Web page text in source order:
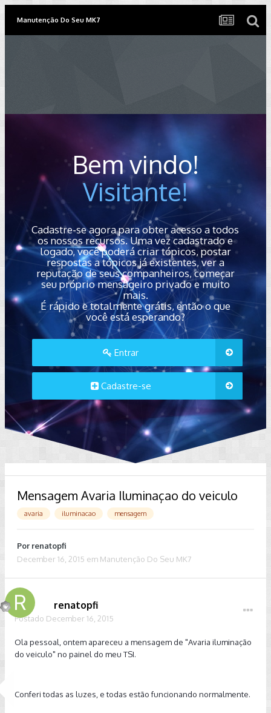
Manutenção Do Seu MK7
Bem vindo!
Visitante!
Cadastre-se agora para obter acesso a todos
os nossos recursos. Uma vez cadastrado e
logado, você poderá criar tópicos, postar
respostas a tópicos já existentes, ver a
reputação de seus companheiros, começar
seu próprio mensageiro privado e muito
mais.
É rápido e totalmente grátis, então o que
você está esperando?
Entrar
Cadastre-se
Mensagem Avaria Iluminaçao do veiculo
avaria iluminacao mensagem
Por renatopfi
December 16, 2015 em Manutenção Do Seu MK7
renatopfi
Postado December 16, 2015
Ola pessoal, ontem apareceu a mensagem de "Avaria iluminação
do veiculo" no painel do meu TSI.
Conferi todas as luzes, e todas estão funcionando normalmente.